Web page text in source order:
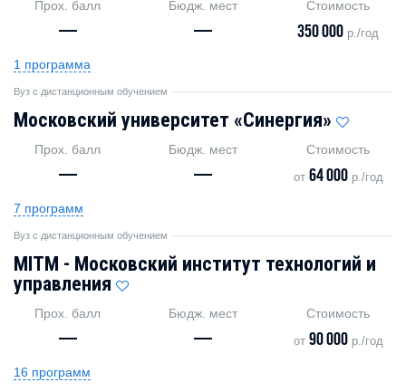
Прох. балл
—
Бюдж. мест
—
Стоимость
350 000 р./год
1 программа
Вуз с дистанционным обучением
Московский университет «Синергия»
Прох. балл
—
Бюдж. мест
—
Стоимость
от 64 000р./год
7 программ
Вуз с дистанционным обучением
MITM - Московский институт технологий и
управления
Прох. балл
—
Бюдж. мест
—
Стоимость
от 90 000р./год
16 программ